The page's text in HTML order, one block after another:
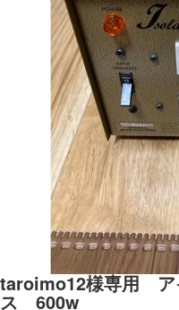
taroimo12様専用 ア
ス 600w